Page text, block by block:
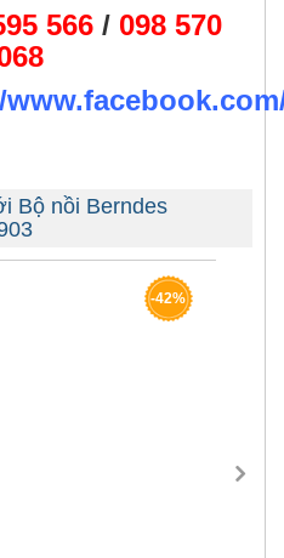
566/ 098 570
Bộ nồi Berndes